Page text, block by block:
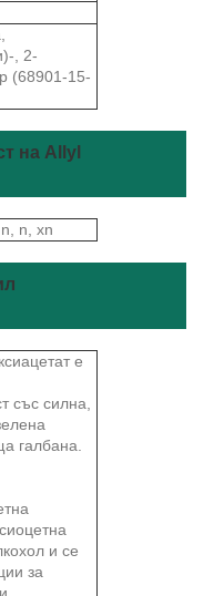
, 2-
(68901-15-
на Allyl
n, xn
е
със силна,
галбана.
и се
за